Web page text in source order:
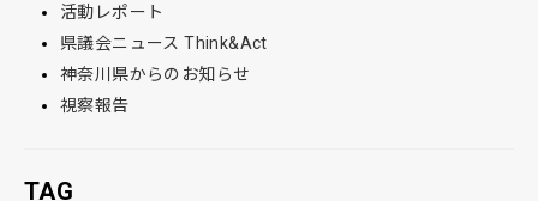
活動レポート
県議会ニュース Think&Act
神奈川県からのお知らせ
視察報告
TAG